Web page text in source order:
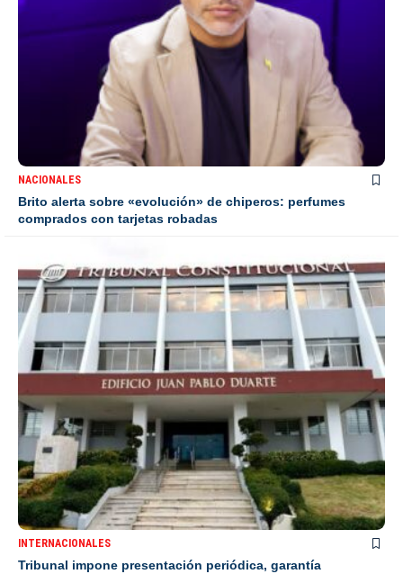
NACIONALES
Brito alerta sobre «evolución» de chiperos: perfumes
comprados con tarjetas robadas
INTERNACIONALES
Tribunal impone presentación periódica, garantía